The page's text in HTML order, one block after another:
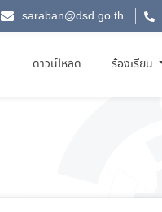
saraban@dsd.go.th
ดาวน์โหลด ร้องเรียน